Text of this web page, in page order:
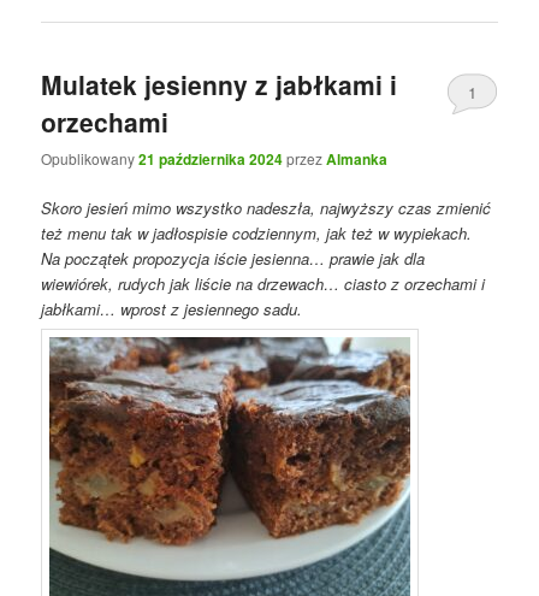
Mulatek jesienny z jabłkami i
orzechami
Opublikowany21 października 2024przezAlmanka
1
Skoro jesień mimo wszystko nadeszła, najwyższy czas zmienić
też menu tak w jadłospisie codziennym, jak też w wypiekach.
Na początek propozycja iście jesienna… prawie jak dla
wiewiórek, rudych jak liście na drzewach… ciasto z orzechami i
jabłkami… wprost z jesiennego sadu.